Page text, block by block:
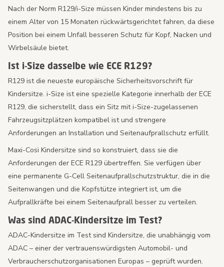
Nach der Norm R129/i-Size müssen Kinder mindestens bis zu
einem Alter von 15 Monaten rückwärtsgerichtet fahren, da diese
Position bei einem Unfall besseren Schutz für Kopf, Nacken und
Wirbelsäule bietet.
Ist i-Size dasselbe wie ECE R129?
R129 ist die neueste europäische Sicherheitsvorschrift für
Kindersitze. i-Size ist eine spezielle Kategorie innerhalb der ECE
R129, die sicherstellt, dass ein Sitz mit i-Size-zugelassenen
Fahrzeugsitzplätzen kompatibel ist und strengere
Anforderungen an Installation und Seitenaufprallschutz erfüllt.
Maxi-Cosi Kindersitze sind so konstruiert, dass sie die
Anforderungen der ECE R129 übertreffen. Sie verfügen über
eine permanente G-Cell Seitenaufprallschutzstruktur, die in die
Seitenwangen und die Kopfstütze integriert ist, um die
Aufprallkräfte bei einem Seitenaufprall besser zu verteilen.
Was sind ADAC-Kindersitze im Test?
ADAC-Kindersitze im Test sind Kindersitze, die unabhängig vom
ADAC – einer der vertrauenswürdigsten Automobil- und
Verbraucherschutzorganisationen Europas – geprüft wurden.